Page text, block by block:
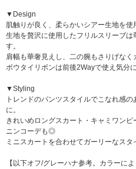
▼Design
肌触りが良く、柔らかいシアー生地を使
生地を贅沢に使用したフリルスリーブは
す。
肩幅も華奢見えし、二の腕もさりげなく
ボウタイリボンは前後2Wayで使え気分
▼Styling
トレンドのパンツスタイルでこなれ感
に。
きれいめロングスカート・キャミワン
ニンコーデも◎
ミニスカートを合わせてガーリーなスタ
【以下オフ/グレーハナ参考。カラーに